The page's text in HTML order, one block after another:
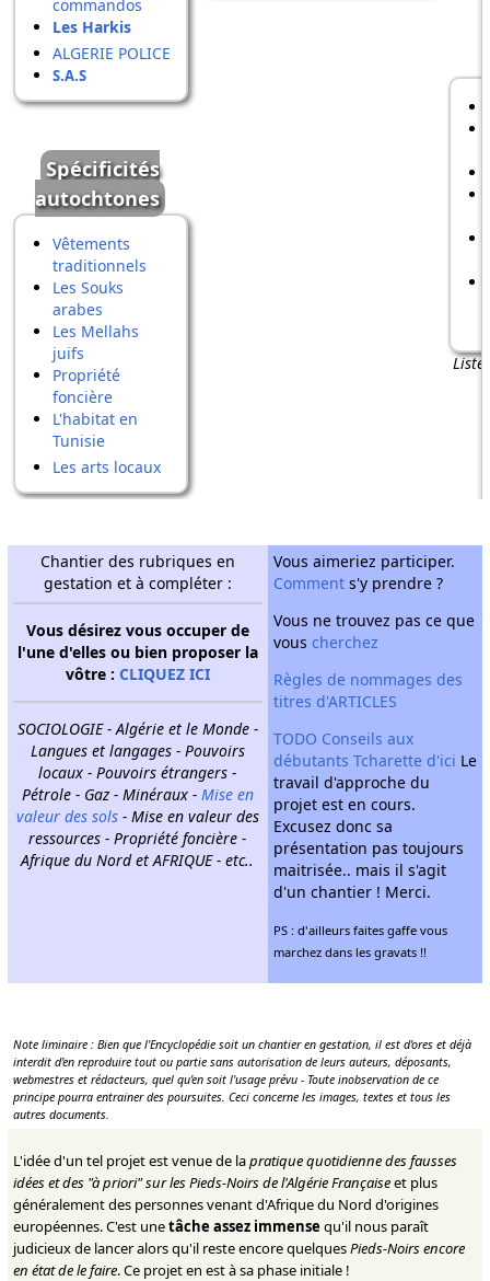
commandos
Les Harkis
ALGERIE POLICE
S.A.S
Spécificités
autochtones
Vêtements
traditionnels
Les Souks
arabes
Les Mellahs
juifs
Propriété
foncière
L'habitat en
Tunisie
Les arts locaux
Liste
Chantier des rubriques en
gestation et à compléter :
Vous désirez vous occuper de
l'une d'elles ou bien proposer la
vôtre : CLIQUEZ ICI
SOCIOLOGIE - Algérie et le Monde -
Langues et langages - Pouvoirs
locaux - Pouvoirs étrangers -
Pétrole - Gaz - Minéraux - Mise en
valeur des sols- Mise en valeur des
ressources - Propriété foncière -
Afrique du Nord et AFRIQUE - etc..
Vous aimeriez participer.
Comments'y prendre ?
Vous ne trouvez pas ce que
vous cherchez
Règles de nommages des
titres d'ARTICLES
TODO Conseils aux
débutants Tcharette d'ici Le
travail d'approche du
projet est en cours.
Excusez donc sa
présentation pas toujours
maitrisée.. mais il s'agit
d'un chantier ! Merci.
PS : d'ailleurs faites gaffe vous
marchez dans les gravats !!
Note liminaire : Bien que l'Encyclopédie soit un chantier en gestation, il est d'ores et déjà
interdit d'en reproduire tout ou partie sans autorisation de leurs auteurs, déposants,
webmestres et rédacteurs, quel qu'en soit l'usage prévu - Toute inobservation de ce
principe pourra entrainer des poursuites. Ceci concerne les images, textes et tous les
autres documents.
L'idée d'un tel projet est venue de lapratique quotidienne des fausses
idées et des "à priori" sur les Pieds-Noirs de l'Algérie Françaiseet plus
généralement des personnes venant d'Afrique du Nord d'origines
européennes. C'est unetâche assez immensequ'il nous paraît
judicieux de lancer alors qu'il reste encore quelquesPieds-Noirs encore
en état de le faire. Ce projet en est à sa phase initiale !